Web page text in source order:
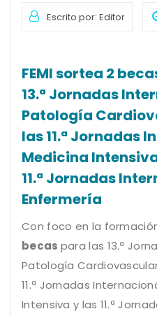
Escrito por: Editor
FEMI sortea 2
13.ª Jornadas
Patología
las 11.ª Jornadas
Medicina
11.ª Jornadas
Enfermería
Con foco en la
becas para las 13.ª
Patología
11.ª Jornadas
Intensiva y las 11.ª